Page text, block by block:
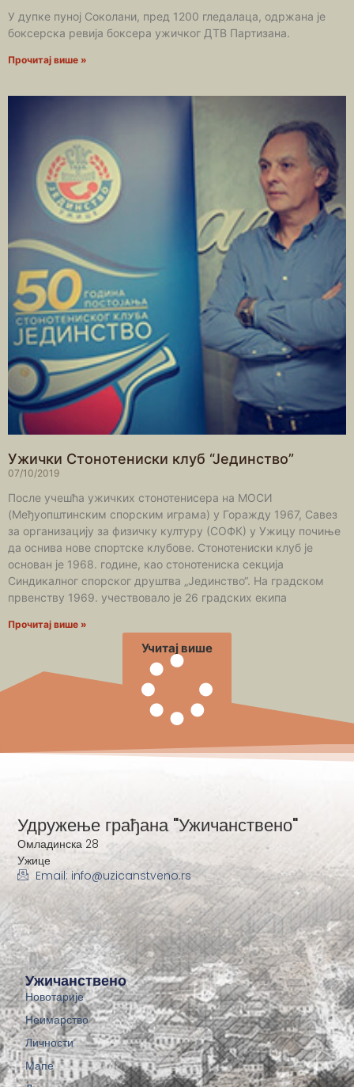
У дупке пуној Соколани, пред 1200 гледалаца, одржана је
боксерска ревија боксера ужичког ДТВ Партизана.
Прочитај више »
Ужички Стонотениски клуб “Јединство”
07/10/2019
После учешћа ужичких стонотенисера на МОСИ
(Међуопштинским спорским играма) у Горажду 1967, Савез
за организацију за физичку културу (СОФК) у Ужицу почиње
да оснива нове спортске клубове. Стонотениски клуб је
основан је 1968. године, као стонотениска секција
Синдикалног спорског друштва „Јединство“. На градском
првенству 1969. учествовало је 26 градских екипа
Прочитај више »
Учитај више
Ужичанствено
Новотарије
Неимарство
Личности
Мапе
Удружење грађана "Ужичанствено"
Омладинска 28
Ужице
Email: info@uzicanstveno.rs